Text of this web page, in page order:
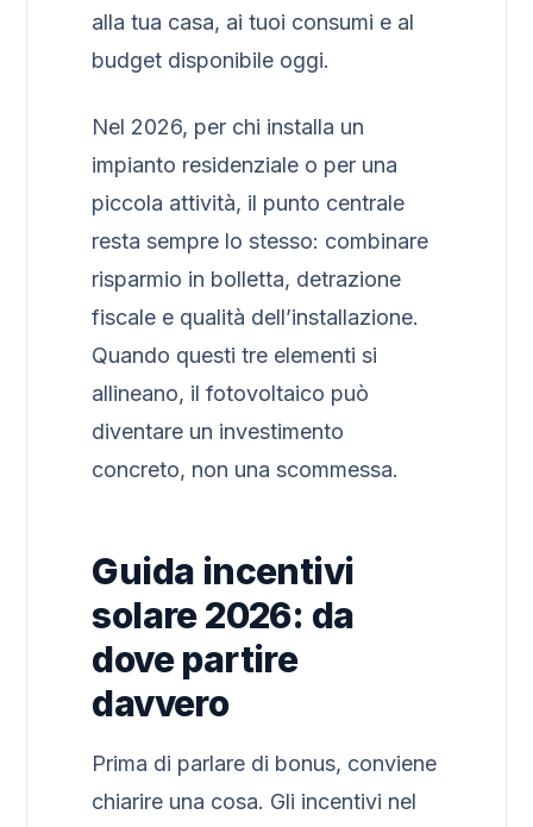
alla tua casa, ai tuoi consumi e al
budget disponibile oggi.
Nel 2026, per chi installa un
impianto residenziale o per una
piccola attività, il punto centrale
resta sempre lo stesso: combinare
risparmio in bolletta, detrazione
fiscale e qualità dell’installazione.
Quando questi tre elementi si
allineano, il fotovoltaico può
diventare un investimento
concreto, non una scommessa.
Guida incentivi
solare 2026: da
dove partire
davvero
Prima di parlare di bonus, conviene
chiarire una cosa. Gli incentivi nel